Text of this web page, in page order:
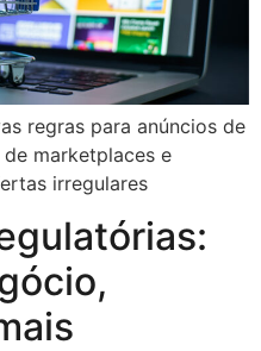
regras para anúncios de
marketplaces e
irregulares